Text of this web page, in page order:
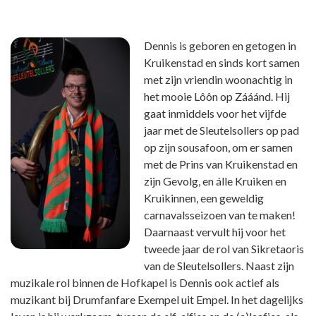
Dennis is geboren en getogen in
Kruikenstad en sinds kort samen
met zijn vriendin woonachtig in
het mooie Lôôn op Zááánd. Hij
gaat inmiddels voor het vijfde
jaar met de Sleutelsollers op pad
op zijn sousafoon, om er samen
met de Prins van Kruikenstad en
zijn Gevolg, en álle Kruiken en
Kruikinnen, een geweldig
carnavalsseizoen van te maken!
Daarnaast vervult hij voor het
tweede jaar de rol van Sikretaoris
van de Sleutelsollers. Naast zijn
muzikale rol binnen de Hofkapel is Dennis ook actief als
muzikant bij Drumfanfare Exempel uit Empel. In het dagelijks